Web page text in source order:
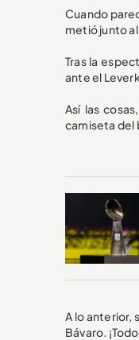
Cuando
metió junto
Tras la
ante el
Así las
camiseta del
A lo anterior,
Bávaro.